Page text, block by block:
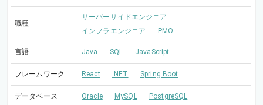
職種
サーバーサイドエンジニア
インフラエンジニア
PMO
言語 Java SQL JavaScript
フレームワーク React .NET Spring Boot
データベース Oracle MySQL PostgreSQL